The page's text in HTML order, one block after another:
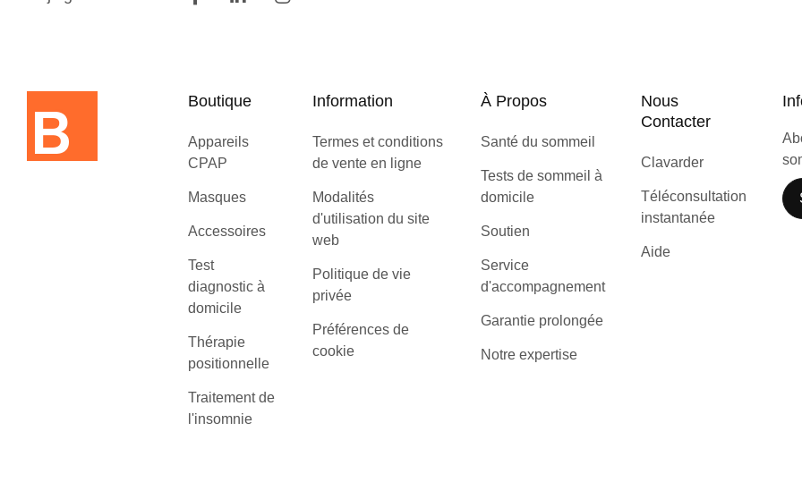
Boutique
Appareils
CPAP
Masques
Accessoires
Test
diagnostic à
domicile
Thérapie
positionnelle
Traitement de
l'insomnie
Information
Termes et conditions
de vente en ligne
Modalités
d'utilisation du site
web
Politique de vie
privée
Préférences de
cookie
À Propos
Santé du sommeil
Tests de sommeil à
domicile
Soutien
Service
d'accompagnement
Garantie prolongée
Notre expertise
Nous
Contacter
Clavarder
Téléconsultation
instantanée
Aide